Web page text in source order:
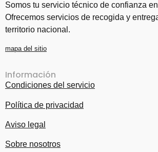
Somos tu servicio técnico de confianza
Ofrecemos servicios de recogida y
territorio nacional.
mapa del sitio
Información
Condiciones del servicio
Política de privacidad
Aviso legal
Sobre nosotros